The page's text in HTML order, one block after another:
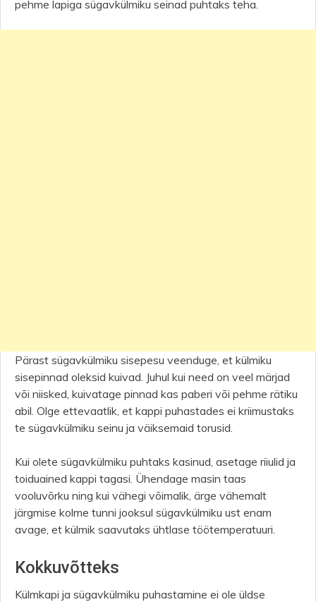
pehme lapiga sügavkülmiku seinad puhtaks teha.
Pärast sügavkülmiku sisepesu veenduge, et külmiku
sisepinnad oleksid kuivad. Juhul kui need on veel märjad
või niisked, kuivatage pinnad kas paberi või pehme rätiku
abil. Olge ettevaatlik, et kappi puhastades ei kriimustaks
te sügavkülmiku seinu ja väiksemaid torusid.
Kui olete sügavkülmiku puhtaks kasinud, asetage riiulid ja
toiduained kappi tagasi. Ühendage masin taas
vooluvõrku ning kui vähegi võimalik, ärge vähemalt
järgmise kolme tunni jooksul sügavkülmiku ust enam
avage, et külmik saavutaks ühtlase töötemperatuuri.
Kokkuvõtteks
Külmkapi ja sügavkülmiku puhastamine ei ole üldse